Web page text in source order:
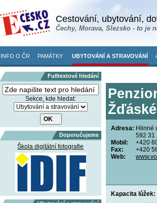
Cestování, ubytování,
Čechy, Morava, Slezsko - to je
INFO O ČR PAMÁTKY UBYTOVÁNÍ A STRAVOVÁNÍ
Fulltextové hledání
Sekce, kde hledat:
Doporučujeme
Škola digitální fotografie
Adresa: Hlinné
592 31
Mobil:
+420
Fax:
+420
Web:
Kapacita lůžek: